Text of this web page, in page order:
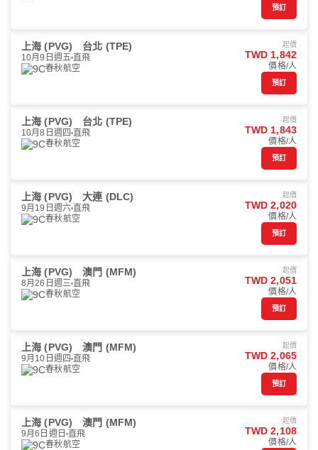
預訂
上海 (PVG) 台北 (TPE)
10月9日週五 直飛
春秋航空
起價
TWD 1,842
價格/人
預訂
上海 (PVG) 台北 (TPE)
10月8日週四 直飛
春秋航空
起價
TWD 1,843
價格/人
預訂
上海 (PVG) 大連 (DLC)
9月19日週六 直飛
春秋航空
起價
TWD 2,020
價格/人
預訂
上海 (PVG) 澳門 (MFM)
8月26日週三 直飛
春秋航空
起價
TWD 2,051
價格/人
預訂
上海 (PVG) 澳門 (MFM)
9月10日週四 直飛
春秋航空
起價
TWD 2,065
價格/人
預訂
上海 (PVG) 澳門 (MFM)
9月6日週日 直飛
春秋航空
起價
TWD 2,108
價格/人